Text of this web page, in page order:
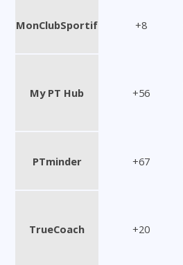
MonClubSportif +8
My PT Hub +56
PTminder +67
TrueCoach +20